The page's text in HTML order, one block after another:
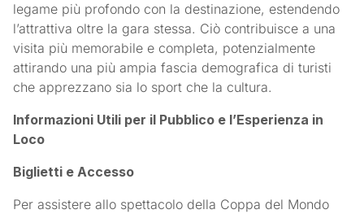
legame più profondo con la destinazione, estendendo
l’attrattiva oltre la gara stessa. Ciò contribuisce a una
visita più memorabile e completa, potenzialmente
attirando una più ampia fascia demografica di turisti
che apprezzano sia lo sport che la cultura.
Informazioni Utili per il Pubblico e l’Esperienza in
Loco
Biglietti e Accesso
Per assistere allo spettacolo della Coppa del Mondo